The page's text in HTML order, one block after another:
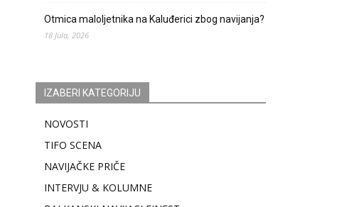
Otmica maloljetnika na Kaluđerici zbog navijanja?
18 Jula, 2026
IZABERI KATEGORIJU
NOVOSTI
TIFO SCENA
NAVIJAČKE PRIČE
INTERVJU & KOLUMNE